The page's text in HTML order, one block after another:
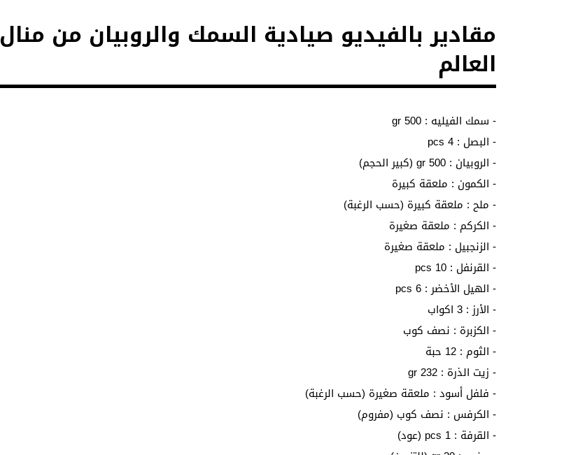
مقادير بالفيديو صيادية السمك والروبيان من منال
العالم
- سمك الفيليه : 500 gr
- البصل : 4 pcs
- الروبيان : 500 gr (كبير الحجم)
- الكمون : ملعقة كبيرة
- ملح : ملعقة كبيرة (حسب الرغبة)
- الكركم : ملعقة صغيرة
- الزنجبيل : ملعقة صغيرة
- القرنفل : 10 pcs
- الهيل الأخضر : 6 pcs
- الأرز : 3 اكواب
- الكزبرة : نصف كوب
- الثوم : 12 حبة
- زيت الذرة : 232 gr
- فلفل أسود : ملعقة صغيرة (حسب الرغبة)
- الكرفس : نصف كوب (مفروم)
- القرفة : 1 pcs (عود)